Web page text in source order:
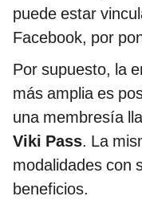
puede estar
Facebook, por
Por supuesto, la
más amplia es
una membresía
Viki Pass. La
modalidades con
beneficios.